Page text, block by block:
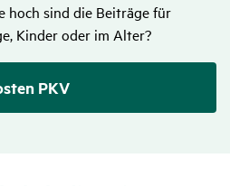
hoch sind die Beiträge für
Kinder oder im Alter?
PKV